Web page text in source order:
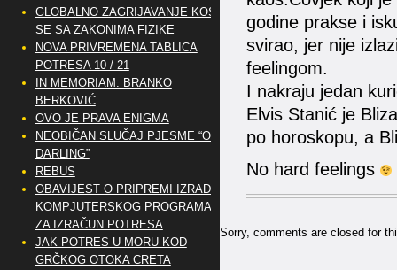
godine prakse i
svirao, jer nije
feelingom.
I nakraju jedan
Elvis Stanić je
po horoskopu, a
No hard feelings
Sorry, comments are closed for
GLOBALNO ZAGRIJAVANJE KOSI
SE SA ZAKONIMA FIZIKE
NOVA PRIVREMENA TABLICA
POTRESA 10 / 21
IN MEMORIAM: BRANKO
BERKOVIĆ
OVO JE PRAVA ENIGMA
NEOBIČAN SLUČAJ PJESME “OH
DARLING”
REBUS
OBAVIJEST O PRIPREMI IZRADE
KOMPJUTERSKOG PROGRAMA
ZA IZRAČUN POTRESA
JAK POTRES U MORU KOD
GRČKOG OTOKA CRETA